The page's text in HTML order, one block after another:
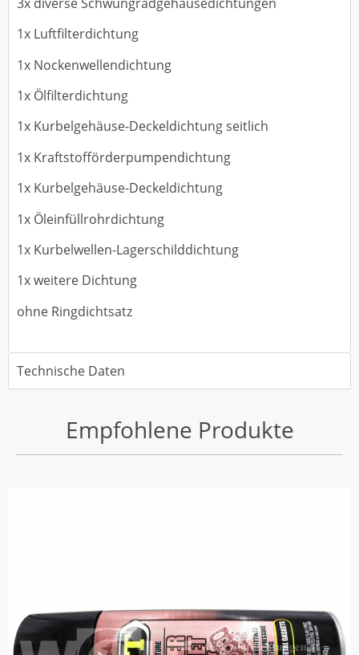
1x Luftfilterdichtung
1x Nockenwellendichtung
1x Ölfilterdichtung
1x Kurbelgehäuse-Deckeldichtung seitlich
1x Kraftstofförderpumpendichtung
1x Kurbelgehäuse-Deckeldichtung
1x Öleinfüllrohrdichtung
1x Kurbelwellen-Lagerschilddichtung
1x weitere Dichtung
ohne Ringdichtsatz
Technische Daten
Empfohlene Produkte